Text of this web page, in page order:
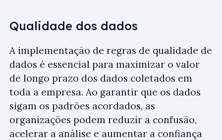
Qualidade dos dados
A implementação de regras de qualidade de
dados é essencial para maximizar o valor
de longo prazo dos dados coletados em
toda a empresa. Ao garantir que os dados
sigam os padrões acordados, as
organizações podem reduzir a confusão,
acelerar a análise e aumentar a confiança